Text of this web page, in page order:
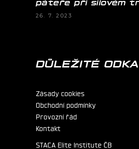
páteře při silovém
26. 7. 2023
DŮLEŽITÉ
Zásady cookies
Obchodní podmínky
Provozní řád
Kontakt
STACA Elite Institute ČB